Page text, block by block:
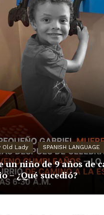
Old Lady SPANISH LANGUAGE
un niño de 9 años de
– ¿Qué sucedió?